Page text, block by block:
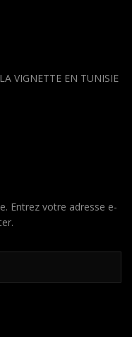
VIGNETTE EN TUNISIE
Entrez votre adresse e-